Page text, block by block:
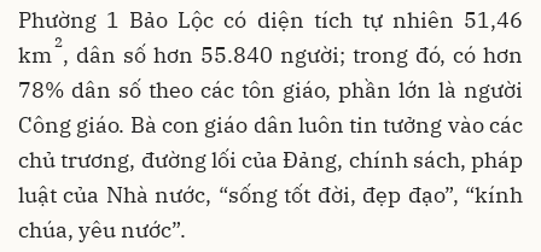
Phường 1 Bảo Lộc có diện tích tự nhiên 51,46
km 2, dân số hơn 55.840 người; trong đó, có hơn
78% dân số theo các tôn giáo, phần lớn là người
Công giáo. Bà con giáo dân luôn tin tưởng vào các
chủ trương, đường lối của Đảng, chính sách, pháp
luật của Nhà nước, “sống tốt đời, đẹp đạo”, “kính
chúa, yêu nước”.